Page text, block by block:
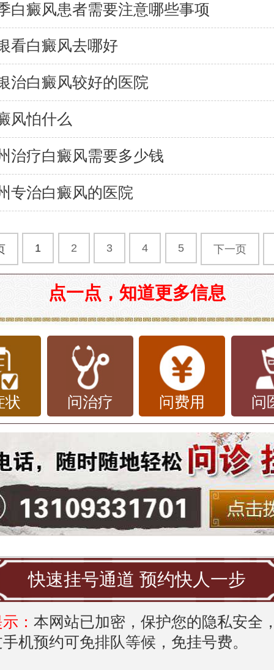
白癜风患者需要注意哪些事项
看白癜风去哪好
治白癜风较好的医院
风怕什么
治疗白癜风需要多少钱
专治白癜风的医院
1 2 3 4 5 下一页
点一点，知道更多信息
状 问治疗 问费用 问
快速挂号通道 预约快人一步
： 本网站已加密，保护您的隐私安全
机预约可免排队等候，免挂号费。